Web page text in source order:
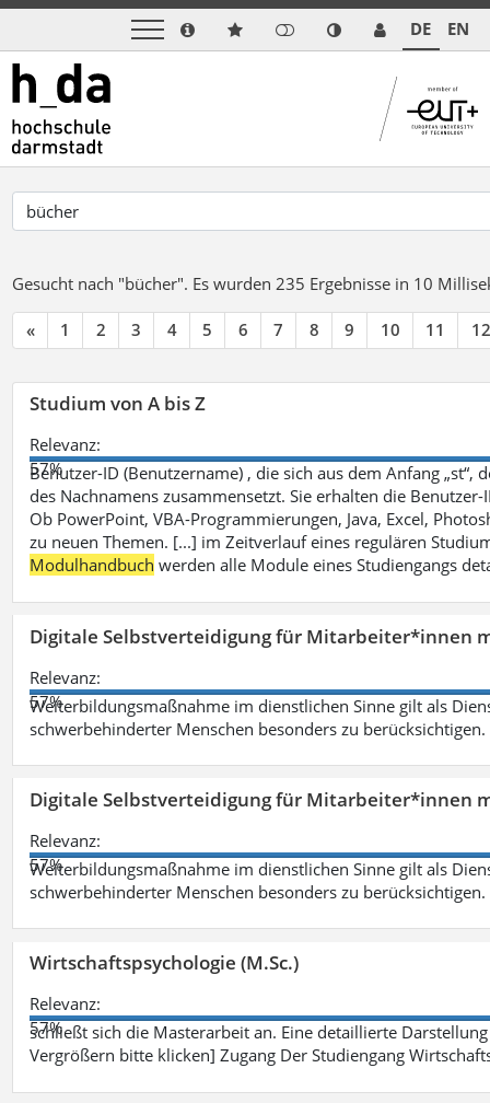
DE EN
Gesucht nach "bücher". Es wurden 235 Ergebnisse in 10
« 1 2 3 4 5 6 7 8 9 10 11 12
Studium von A bis Z
Relevanz:
57%
Benutzer-ID (Benutzername) , die sich aus dem Anfang „st“,
des Nachnamens zusammensetzt. Sie erhalten die
Ob PowerPoint, VBA-Programmierungen, Java, Excel,
zu neuen Themen. [...] im Zeitverlauf eines regulären
Modulhandbuch werden alle Module eines Studiengangs
Digitale Selbstverteidigung für Mitarbeiter*innen
Relevanz:
57%
Weiterbildungsmaßnahme im dienstlichen Sinne gilt als
schwerbehinderter Menschen besonders zu berücksichtigen.
Digitale Selbstverteidigung für Mitarbeiter*innen
Relevanz:
57%
Weiterbildungsmaßnahme im dienstlichen Sinne gilt als
schwerbehinderter Menschen besonders zu berücksichtigen.
Wirtschaftspsychologie (M.Sc.)
Relevanz:
57%
schließt sich die Masterarbeit an. Eine detaillierte
Vergrößern bitte klicken] Zugang Der Studiengang